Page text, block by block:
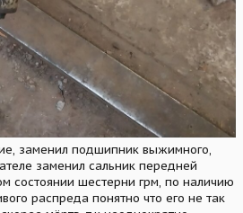
заменил подшипник выжимного,
заменил сальник передней
состоянии шестерни грм, по наличию
распреда понятно что его не так